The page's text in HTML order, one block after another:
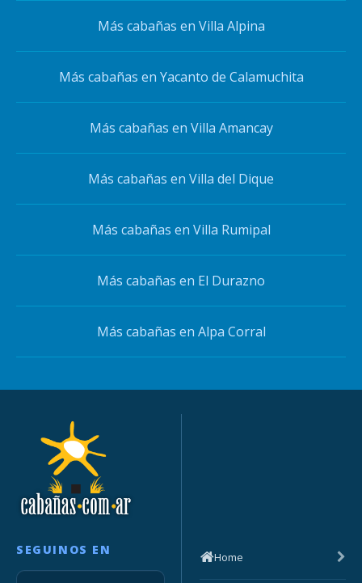
Más cabañas en Villa Alpina
Más cabañas en Yacanto de Calamuchita
Más cabañas en Villa Amancay
Más cabañas en Villa del Dique
Más cabañas en Villa Rumipal
Más cabañas en El Durazno
Más cabañas en Alpa Corral
SEGUINOS EN Home